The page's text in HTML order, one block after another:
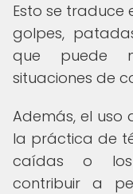
Esto se traduce
golpes,
que puede
situaciones de
Además, el uso
la práctica de
caídas o los
contribuir a